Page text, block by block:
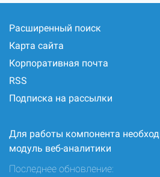
Расширенный поиск
Карта сайта
Корпоративная почта
RSS
Подписка на рассылки
Для работы компонента
модуль веб-аналитики
Последнее обновление: